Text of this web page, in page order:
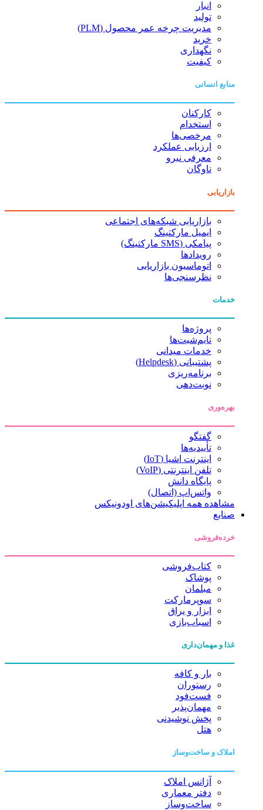
انبار
تولید
مدیریت چرخه عمر محصول (PLM)
خرید
نگهداری
کیفیت
منابع انسانی
کارکنان
استخدام
مرخصی‌ها
ارزیابی عملکرد
معرفی نیرو
ناوگان
بازاریابی
بازاریابی شبکه‌های اجتماعی
ایمیل مارکتینگ
پیامکی (SMS مارکتینگ)
رویدادها
اتوماسیون بازاریابی
نظرسنجی‌ها
خدمات
پروژه‌ها
تایم‌شیت‌ها
خدمات میدانی
پشتیبانی (Helpdesk)
برنامه‌ریزی
نوبت‌دهی
بهره‌وری
گفتگو
تأییدیه‌ها
اینترنت اشیا (IoT)
تلفن اینترنتی (VoIP)
پایگاه دانش
واتس‌اپ (اتصال)
مشاهده همه اپلیکیشن‌های اودونیکس
صنایع
خرده‌فروشی
کتاب‌فروشی
پوشاک
مبلمان
سوپرمارکت
ابزار و یراق
اسباب‌بازی
غذا و مهمان‌داری
بار و کافه
رستوران
فست‌فود
مهمان‌پذیر
پخش نوشیدنی
هتل
املاک و ساخت‌وساز
آژانس املاک
دفتر معماری
ساخت‌وساز